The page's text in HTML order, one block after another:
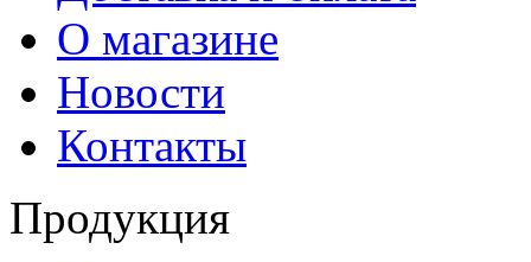
О магазине
Новости
Контакты
Продукция